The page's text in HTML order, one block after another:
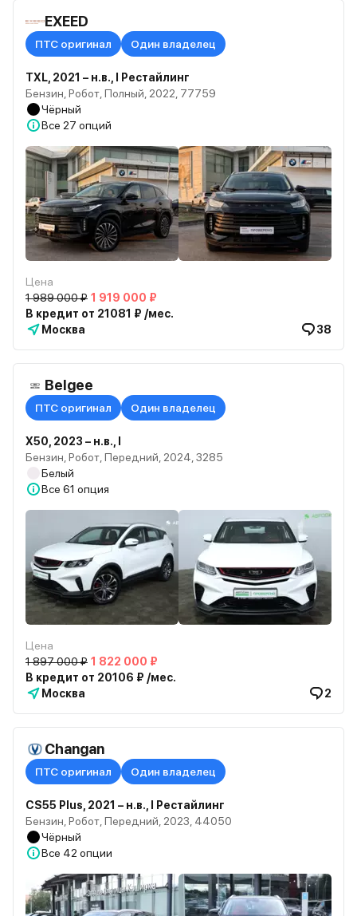
EXEED
ПТС оригинал Один владелец
TXL, 2021 – н.в., I Рестайлинг
Бензин, Робот, Полный, 2022, 77759
Чёрный
Все 27 опций
Цена
1 989 000 ₽ 1 919 000 ₽
В кредит от 21081 ₽ /мес.
Москва
38
Belgee
ПТС оригинал Один владелец
X50, 2023 – н.в., I
Бензин, Робот, Передний, 2024, 3285
Белый
Все 61 опция
Цена
1 897 000 ₽ 1 822 000 ₽
В кредит от 20106 ₽ /мес.
Москва
2
Changan
ПТС оригинал Один владелец
CS55 Plus, 2021 – н.в., I Рестайлинг
Бензин, Робот, Передний, 2023, 44050
Чёрный
Все 42 опции